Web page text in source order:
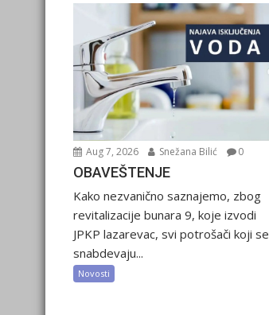
Aug 7, 2026 Snežana Bilić 0
OBAVEŠTENJE
Kako nezvanično saznajemo, zbog
revitalizacije bunara 9, koje izvodi
JPKP lazarevac, svi potrošači koji se
snabdevaju...
Novosti